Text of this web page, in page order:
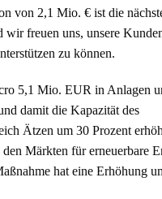
von 2,1 Mio. € ist die
wir freuen uns, unsere
zu können.
5,1 Mio. EUR in Anlagen
damit die Kapazität des
Ätzen um 30 Prozent
Märkten für erneuerbare
hat eine Erhöhung